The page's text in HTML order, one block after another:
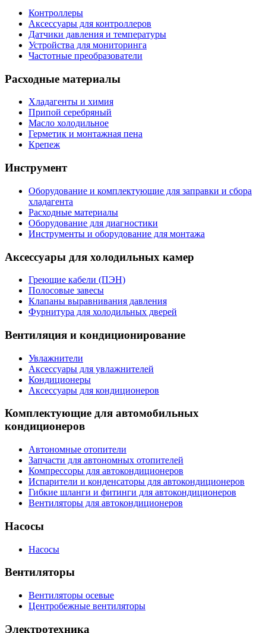
Контроллеры
Аксессуары для контроллеров
Датчики давления и температуры
Устройства для мониторинга
Частотные преобразователи
Расходные материалы
Хладагенты и химия
Припой серебряный
Масло холодильное
Герметик и монтажная пена
Крепеж
Инструмент
Оборудование и комплектующие для заправки и сбора
хладагента
Расходные материалы
Оборудование для диагностики
Инструменты и оборудование для монтажа
Аксессуары для холодильных камер
Греющие кабели (ПЭН)
Полосовые завесы
Клапаны выравнивания давления
Фурнитура для холодильных дверей
Вентиляция и кондиционирование
Увлажнители
Аксессуары для увлажнителей
Кондиционеры
Аксессуары для кондиционеров
Комплектующие для автомобильных
кондиционеров
Автономные отопители
Запчасти для автономных отопителей
Компрессоры для автокондиционеров
Испарители и конденсаторы для автокондиционеров
Гибкие шланги и фитинги для автокондиционеров
Вентиляторы для автокондиционеров
Насосы
Насосы
Вентиляторы
Вентиляторы осевые
Центробежные вентиляторы
Электротехника